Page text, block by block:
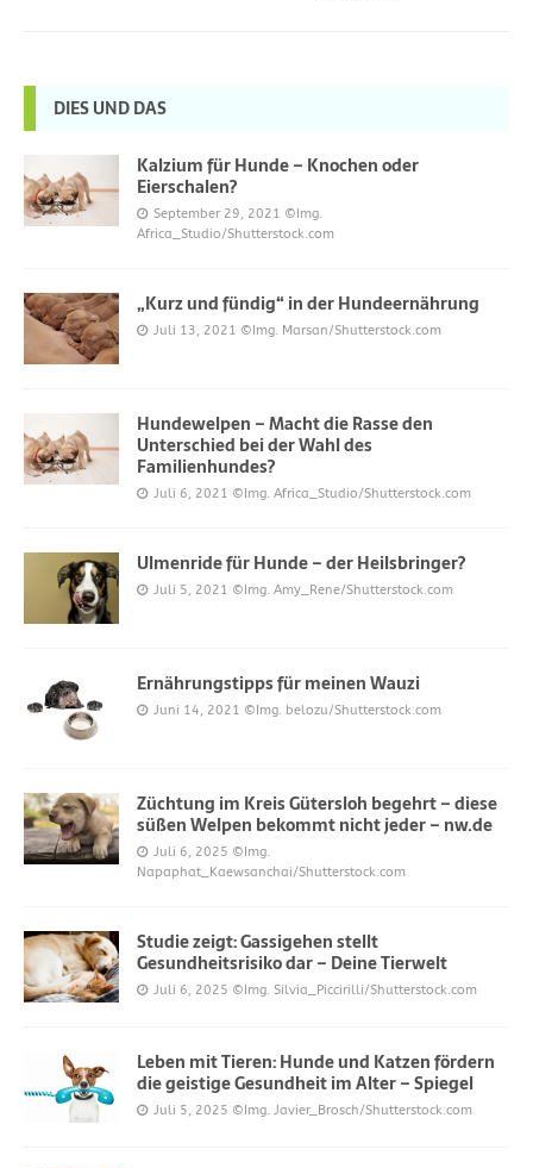
DIES UND DAS
Kalzium für Hunde – Knochen oder
Eierschalen?
September 29, 2021 ©Img.
Africa_Studio/Shutterstock.com
„Kurz und fündig“ in der Hundeernährung
Juli 13, 2021 ©Img. Marsan/Shutterstock.com
Hundewelpen – Macht die Rasse den
Unterschied bei der Wahl des
Familienhundes?
Juli 6, 2021 ©Img. Africa_Studio/Shutterstock.com
Ulmenride für Hunde – der Heilsbringer?
Juli 5, 2021 ©Img. Amy_Rene/Shutterstock.com
Ernährungstipps für meinen Wauzi
Juni 14, 2021 ©Img. belozu/Shutterstock.com
Züchtung im Kreis Gütersloh begehrt – diese
süßen Welpen bekommt nicht jeder – nw.de
Juli 6, 2025 ©Img.
Napaphat_Kaewsanchai/Shutterstock.com
Studie zeigt: Gassigehen stellt
Gesundheitsrisiko dar – Deine Tierwelt
Juli 6, 2025 ©Img. Silvia_Piccirilli/Shutterstock.com
Leben mit Tieren: Hunde und Katzen fördern
die geistige Gesundheit im Alter – Spiegel
Juli 5, 2025 ©Img. Javier_Brosch/Shutterstock.com